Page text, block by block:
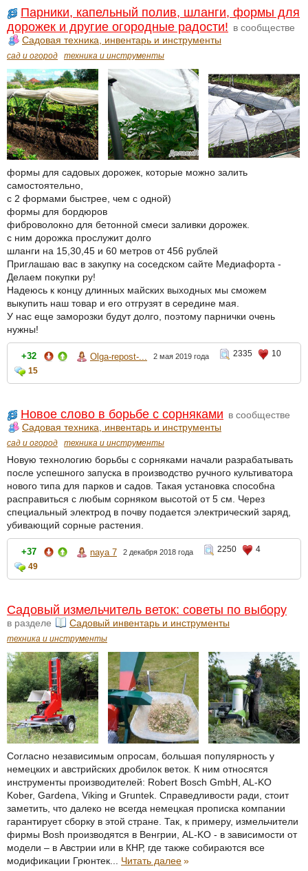
Парники, капельный полив, шланги, формы для
дорожек и другие огородные радости! в сообществе
Садовая техника, инвентарь и инструменты
сад и огород техника и инструменты
формы для садовых дорожек, которые можно залить
самостоятельно,
с 2 формами быстрее, чем с одной)
формы для бордюров
фиброволокно для бетонной смеси заливки дорожек.
с ним дорожка прослужит долго
шланги на 15,30,45 и 60 метров от 456 рублей
Приглашаю вас в закупку на соседском сайте Медиафорта -
Делаем покупки ру!
Надеюсь к концу длинных майских выходных мы сможем
выкупить наш товар и его отгрузят в середине мая.
У нас еще заморозки будут долго, поэтому парнички очень
нужны!
+32 Olga-repost-... 2 мая 2019 года 2335
10
15
Новое слово в борьбе с сорняками в сообществе
Садовая техника, инвентарь и инструменты
сад и огород техника и инструменты
Новую технологию борьбы с сорняками начали разрабатывать
после успешного запуска в производство ручного культиватора
нового типа для парков и садов. Такая установка способна
расправиться с любым сорняком высотой от 5 см. Через
специальный электрод в почву подается электрический заряд,
убивающий сорные растения.
+37 naya 7 2 декабря 2018 года 2250
4
49
Садовый измельчитель веток: советы по выбору
в разделе Садовый инвентарь и инструменты
техника и инструменты
Согласно независимым опросам, большая популярность у
немецких и австрийских дробилок веток. К ним относятся
инструменты производителей: Robert Bosch GmbH, AL-KO
Kober, Gardena, Viking и Gruntek. Справедливости ради, стоит
заметить, что далеко не всегда немецкая прописка компании
гарантирует сборку в этой стране. Так, к примеру, измельчители
фирмы Bosh производятся в Венгрии, AL-KO - в зависимости от
модели – в Австрии или в КНР, где также собираются все
модификации Грюнтек... Читать далее»